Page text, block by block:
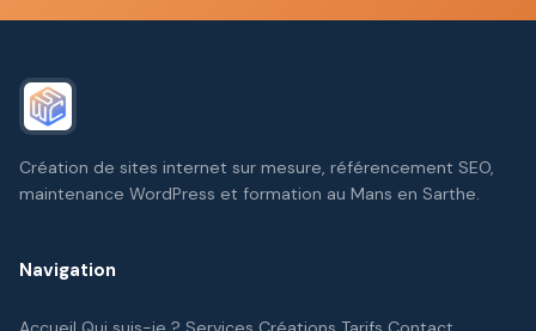
Création de sites internet sur mesure, référencement SEO,
maintenance WordPress et formation au Mans en Sarthe.
Navigation